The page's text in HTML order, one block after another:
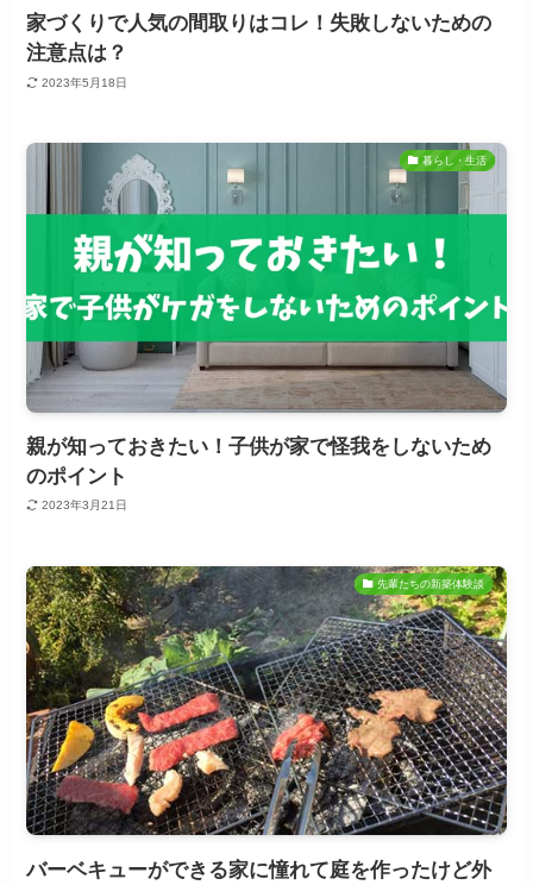
家づくりで人気の間取りはコレ！失敗しないための
注意点は？
2023年5月18日
暮らし・生活
親が知っておきたい！子供が家で怪我をしないため
のポイント
2023年3月21日
先輩たちの新築体験談
バーベキューができる家に憧れて庭を作ったけど外